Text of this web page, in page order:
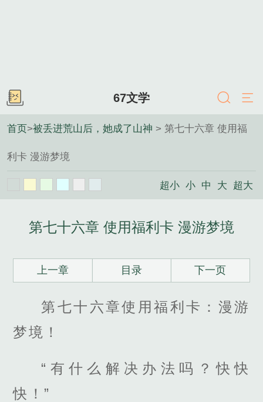
67文学
首页>被丢进荒山后，她成了山神 > 第七十六章 使用福
利卡 漫游梦境
超小 小 中 大 超大
第七十六章 使用福利卡 漫游梦境
上一章 目录 下一页
第七十六章使用福利卡：漫游
梦境！
“有什么解决办法吗？快快
快！”